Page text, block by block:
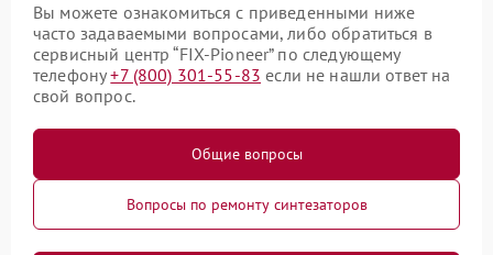
Вы можете ознакомиться с приведенными ниже
часто задаваемыми вопросами, либо обратиться в
сервисный центр “FIX-Pioneer” по следующему
телефону+7 (800) 301-55-83 если не нашли ответ на
свой вопрос.
Общие вопросы
Вопросы по ремонту синтезаторов